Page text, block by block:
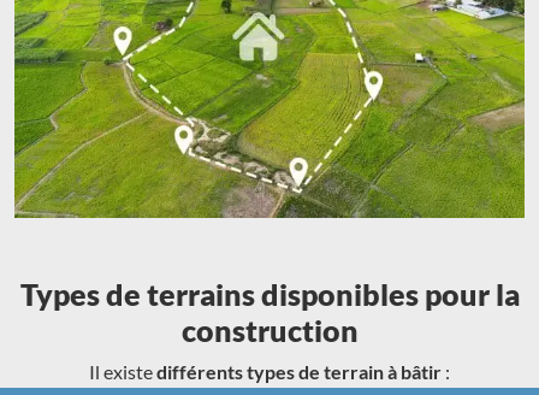
Types de terrains disponibles pour la
construction
Il existedifférents types de terrain à bâtir :